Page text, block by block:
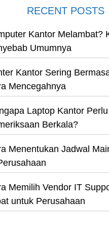
RECENT POSTS
Kantor Melambat?
Umumnya
Kantor Sering
Mencegahnya
Laptop Kantor Perlu
Berkala?
Menentukan Jadwal
Memilih Vendor IT
untuk Perusahaan